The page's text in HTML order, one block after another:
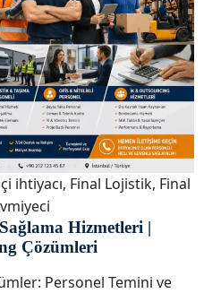
ihtiyacı, Final Lojistik, Final
Hizmetleri |
Çözümleri
Personel Temini ve